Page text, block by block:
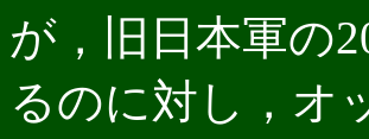
が，旧日本軍の
るのに対し，オ